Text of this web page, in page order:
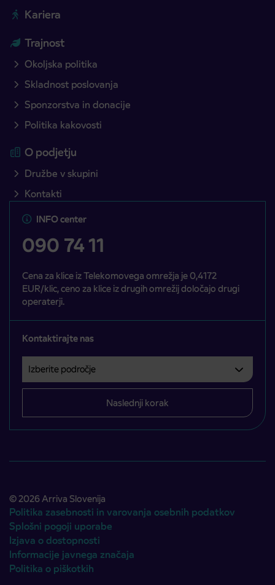
Kariera
Trajnost
Okoljska politika
Skladnost poslovanja
Sponzorstva in donacije
Politika kakovosti
O podjetju
Družbe v skupini
Kontakti
INFO center
090 74 11
Cena za klice iz Telekomovega omrežja je 0,4172
EUR/klic, ceno za klice iz drugih omrežij določajo drugi
operaterji.
Kontaktirajte nas
Izberite področje
Področje je obvezno izbrati.
Naslednji korak
© 2026 Arriva Slovenija
Politika zasebnosti in varovanja osebnih podatkov
Splošni pogoji uporabe
Izjava o dostopnosti
Informacije javnega značaja
Politika o piškotkih